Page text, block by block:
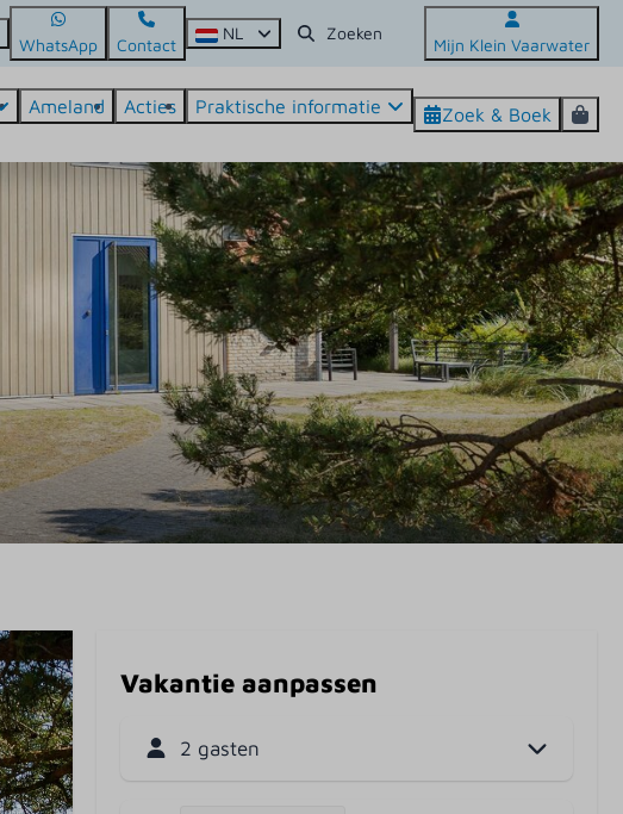
WhatsApp Contact
NL
Mijn Klein Vaarwater
Ameland Acties Praktische informatie Zoek & Boek
Vakantie aanpassen
2 gasten